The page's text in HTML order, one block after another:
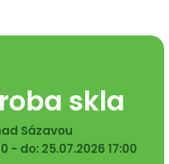
skla
Sázavou
- do: 25.07.2026 17:00